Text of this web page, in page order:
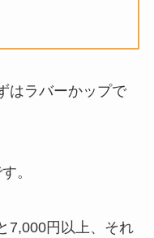
はラバーかップで
。
7,000円以上、それ